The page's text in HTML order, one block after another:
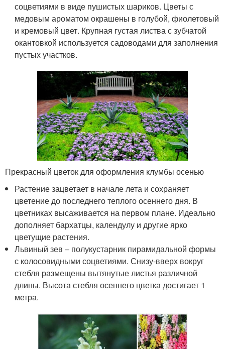
соцветиями в виде пушистых шариков. Цветы с
медовым ароматом окрашены в голубой, фиолетовый
и кремовый цвет. Крупная густая листва с зубчатой
окантовкой используется садоводами для заполнения
пустых участков.
Прекрасный цветок для оформления клумбы осенью
Растение зацветает в начале лета и сохраняет
цветение до последнего теплого осеннего дня. В
цветниках высаживается на первом плане. Идеально
дополняет бархатцы, календулу и другие ярко
цветущие растения.
Львиный зев – полукустарник пирамидальной формы
с колосовидными соцветиями. Снизу-вверх вокруг
стебля размещены вытянутые листья различной
длины. Высота стебля осеннего цветка достигает 1
метра.